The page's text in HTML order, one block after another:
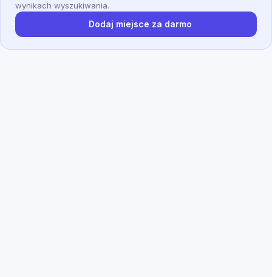
wynikach wyszukiwania.
Dodaj miejsce za darmo